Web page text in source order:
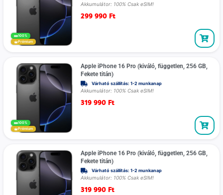
100%
Prémium
Akkumulátor: 100% Csak eSIM!
299 990 Ft
100%
Prémium
Apple iPhone 16 Pro (kiváló, független, 256 GB,
Fekete titán)
Várható szállítás: 1-2 munkanap
Akkumulátor: 100% Csak eSIM!
319 990 Ft
Apple iPhone 16 Pro (kiváló, független, 256 GB,
Fekete titán)
Várható szállítás: 1-2 munkanap
Akkumulátor: 100% Csak eSIM!
319 990 Ft